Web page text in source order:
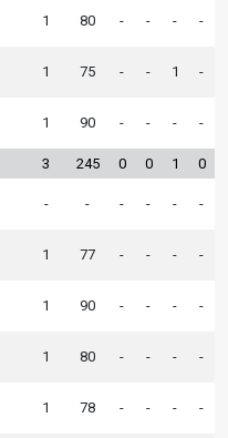
1 80 - - - -
1 75 - - 1 -
1 90 - - - -
3 245 0 0 1 0
- - - - - -
1 77 - - - -
1 90 - - - -
1 80 - - - -
1 78 - - - -